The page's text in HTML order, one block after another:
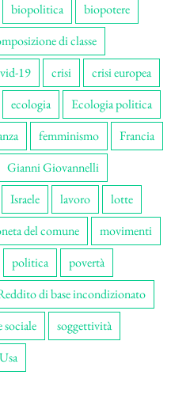
biopolitica
biopotere
di classe
19 crisi
crisi europea
ecologia
Ecologia politica
femminismo
Francia
Gianni Giovannelli
Israele lavoro
lotte
del comune
movimenti
politica
povertà
di base incondizionato
soggettività
Usa